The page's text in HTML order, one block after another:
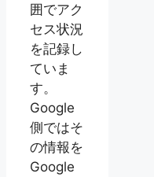
囲でアク
セス状況
を記録し
ていま
す。
Google
側ではそ
の情報を
Google